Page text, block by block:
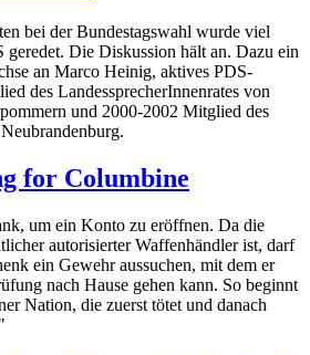
bei der Bundestagswahl wurde viel
Die Diskussion hält an. Dazu ein
an Marco Heinig, aktives PDS-
des LandessprecherInnenrates von
und 2000-2002 Mitglied des
for Columbine
um ein Konto zu eröffnen. Da die
autorisierter Waffenhändler ist, darf
ein Gewehr aussuchen, mit dem er
nach Hause gehen kann. So beginnt
Nation, die zuerst tötet und danach